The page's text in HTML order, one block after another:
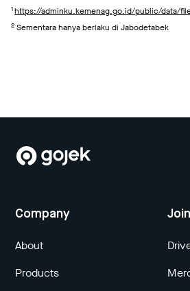
1https://adminku.kemenag.go.id/public/data/
2 Sementara hanya berlaku di Jabodetabek
Company
About
Products